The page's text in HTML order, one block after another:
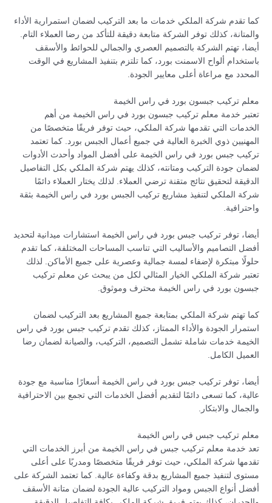
كما تقدم شركة الملكي خدمات ما بعد التركيب لضمان استمرارية الأداء
والمتانة، كذلك توفر الشركة متابعة دقيقة للتأكد من رضا العملاء التام.
أيضا، تهتم الشركة بالتصميم العصري والجمالي للحوائط والأسقف
باستخدام ألواح الاسمنت بورد، كما تلتزم بتنفيذ المشاريع في الوقت
المحدد مع مراعاة أعلى معايير الجودة.
معلم تركيب جبسون بورد في راس الخيمة
تعتبر خدمة معلم تركيب جبسون بورد في راس الخيمة من أهم
الخدمات التي تقدمها شركة الملكي، حيث توفر فريقًا متخصصًا من
المهنيين ذوي الخبرة العالية في جميع أعمال الجبس بورد. كما تعتمد
تركيب جبس بورد في راس الخيمة على أفضل المواد وأحدث الأدوات
لضمان جودة التركيب ومتانته، كذلك يهتم شركة الملكي بكل التفاصيل
الدقيقة لتحقيق نتائج متقنة ترضي العملاء. لذلك يختار العملاء دائمًا
شركة الملكي لتنفيذ مشاريع تركيب الجبس بورد في راس الخيمة بثقة
واحترافية.
أيضا، توفر تركيب جبس بورد في راس الخيمة استشارات ميدانية لتحديد
أفضل التصاميم والأساليب التي تناسب المساحات المختلفة، كما تقدم
حلولًا مبتكرة لإضفاء لمسة جمالية وعصرية على جميع الأماكن. لذلك
تعتبر شركة الملكي الخيار المثالي لكل من يبحث عن معلم تركيب
جبسون بورد في راس الخيمة محترف وموثوق.
كما تهتم شركة الملكي بمتابعة جميع المشاريع بعد التركيب لضمان
استمرار الجودة والأداء الممتاز، كذلك تقدم تركيب جبس بورد في راس
الخيمة خدمات شاملة تشمل التصميم، التركيب، والصيانة لضمان رضا
العميل الكامل.
أيضا، توفر تركيب جبس بورد في راس الخيمة أسعارًا مناسبة مع جودة
عالية، كما تسعى دائمًا لتقديم أفضل الخدمات التي تجمع بين الاحترافية
والجمال والابتكار.
معلم تركيب جبس في راس الخيمة
تعد خدمة معلم تركيب جبس في راس الخيمة من أبرز الخدمات التي
تقدمها شركة الملكي، حيث توفر فريقًا متخصصًا ومدربًا على أعلى
مستوى لتنفيذ جميع المشاريع بدقة وكفاءة عالية. كما تعتمد الشركة على
أفضل أنواع الجبس ومواد التركيب عالية الجودة لضمان متانة الأسقف